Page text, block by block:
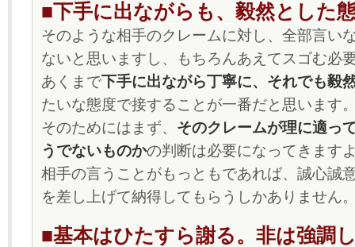
■下手に出ながらも、毅然とした
そのような相手のクレームに対し、全部言い
ないと思いますし、もちろんあえてスゴむ必
あくまで下手に出ながら丁寧に、それでも毅
たいな態度で接することが一番だと思います
そのためにはまず、 そのクレームが理に適っ
うでないものかの判断は必要になってきます
相手の言うことがもっともであれば、誠心誠
を差し上げて納得してもらうしかありません
■基本はひたすら謝る。非は強調